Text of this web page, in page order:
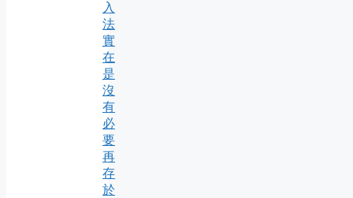
入
法
實
在
是
沒
有
必
要
再
存
於